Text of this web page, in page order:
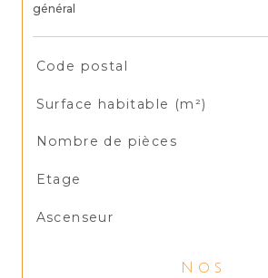
général
TRAD_SIROCCO_Caracteristique
Code postal
Surface habitable (m²)
Nombre de pièces
Etage
Ascenseur
Nos